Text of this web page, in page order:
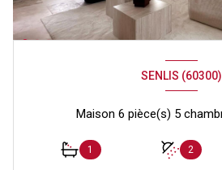
SENLIS (60300)
1 2